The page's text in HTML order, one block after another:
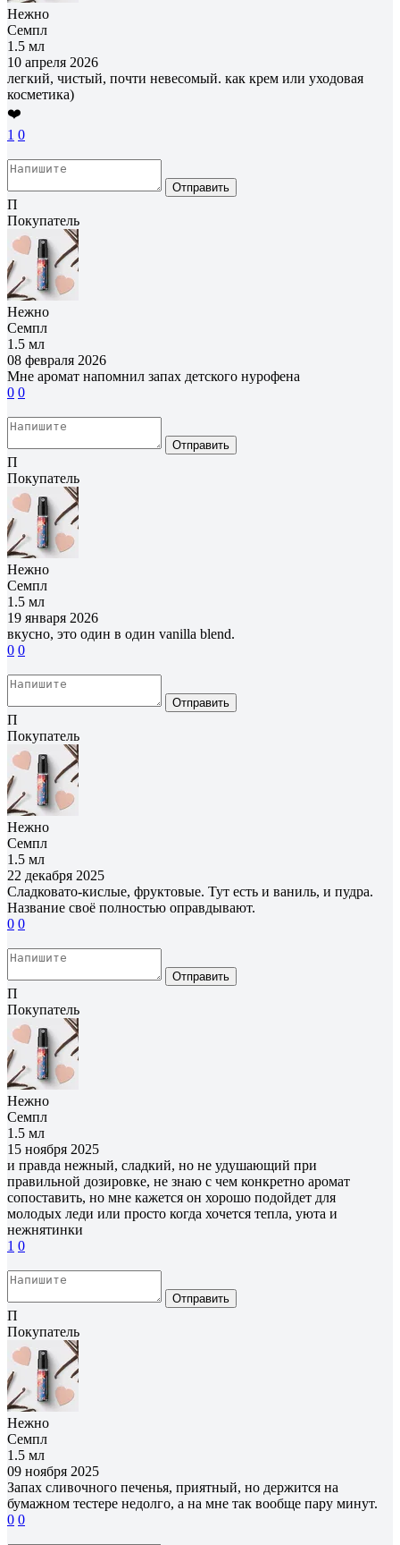
Нежно
Семпл
1.5 мл
10 апреля 2026
легкий, чистый, почти невесомый. как крем или уходовая
косметика)
❤️
1 0
Отправить
П
Покупатель
Нежно
Семпл
1.5 мл
08 февраля 2026
Мне аромат напомнил запах детского нурофена
0 0
Отправить
П
Покупатель
Нежно
Семпл
1.5 мл
19 января 2026
вкусно, это один в один vanilla blend.
0 0
Отправить
П
Покупатель
Нежно
Семпл
1.5 мл
22 декабря 2025
Сладковато-кислые, фруктовые. Тут есть и ваниль, и пудра.
Название своё полностью оправдывают.
0 0
Отправить
П
Покупатель
Нежно
Семпл
1.5 мл
15 ноября 2025
и правда нежный, сладкий, но не удушающий при
правильной дозировке, не знаю с чем конкретно аромат
сопоставить, но мне кажется он хорошо подойдет для
молодых леди или просто когда хочется тепла, уюта и
нежнятинки
1 0
Отправить
П
Покупатель
Нежно
Семпл
1.5 мл
09 ноября 2025
Запах сливочного печенья, приятный, но держится на
бумажном тестере недолго, а на мне так вообще пару минут.
0 0